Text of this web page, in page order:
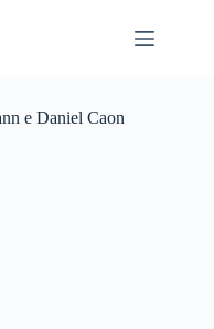
e Daniel Caon